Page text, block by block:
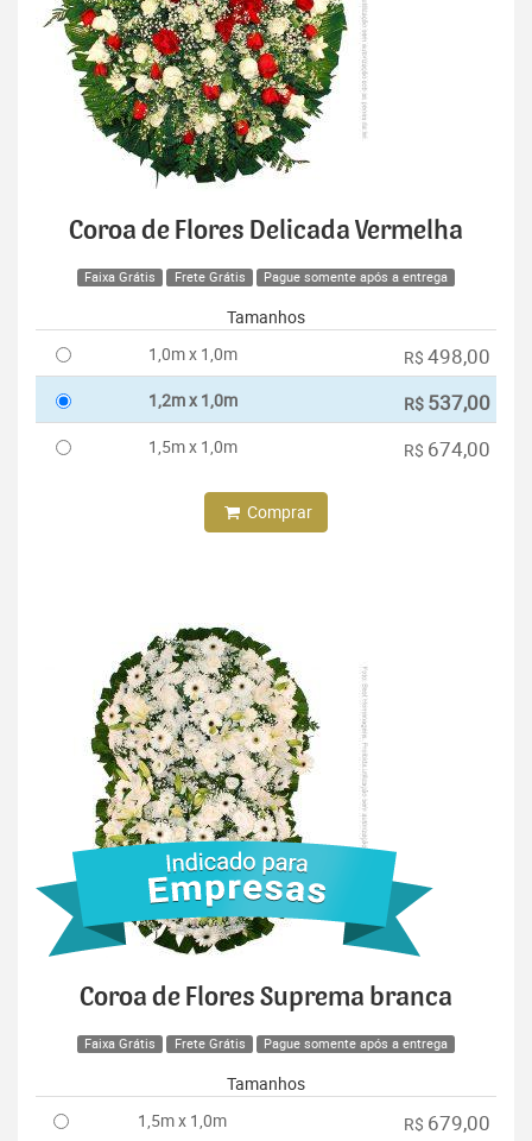
Coroa de Flores Delicada Vermelha
Faixa Grátis Frete Grátis Pague somente após a entrega
Tamanhos
1,0m x 1,0m
R$ 498,00
1,2m x 1,0m R$ 537,00
1,5m x 1,0m R$ 674,00
Comprar
Coroa de Flores Suprema branca
Faixa Grátis Frete Grátis Pague somente após a entrega
Tamanhos
1,5m x 1,0m
R$ 679,00